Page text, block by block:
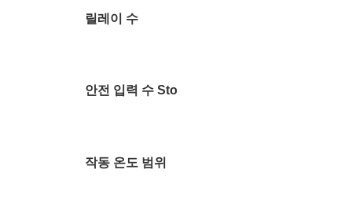
릴레이 수
안전 입력 수 Sto
작동 온도 범위